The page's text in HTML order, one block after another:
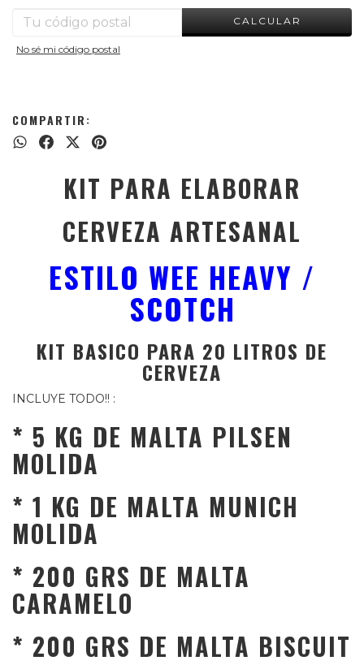
CALCULAR
No sé mi código postal
COMPARTIR:
KIT PARA ELABORAR
CERVEZA ARTESANAL
ESTILO WEE HEAVY /
SCOTCH
KIT BASICO PARA 20 LITROS DE
CERVEZA
INCLUYE TODO!! :
* 5 KG DE MALTA PILSEN
MOLIDA
* 1 KG DE MALTA MUNICH
MOLIDA
* 200 GRS DE MALTA
CARAMELO
* 200 GRS DE MALTA BISCUIT